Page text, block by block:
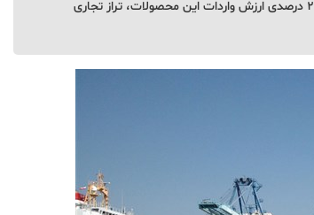
با افزایش ۸ درصدی ارزش صادرات محصولات کشاورزی و صنایع غذایی و کاهش ۲ درصدی ارزش واردات این محصولات، تراز تجاری